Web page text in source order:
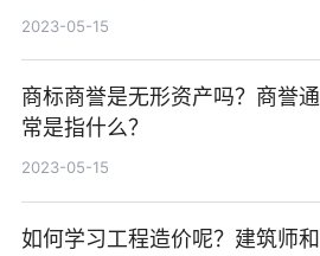
2023-05-15
商标商誉是无形资产吗？商誉通
常是指什么？
2023-05-15
如何学习工程造价呢？建筑师和